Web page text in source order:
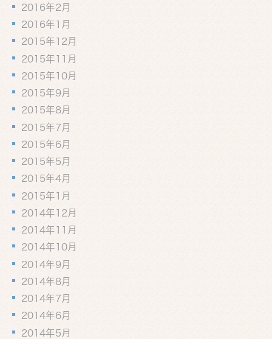
2016年2月
2016年1月
2015年12月
2015年11月
2015年10月
2015年9月
2015年8月
2015年7月
2015年6月
2015年5月
2015年4月
2015年1月
2014年12月
2014年11月
2014年10月
2014年9月
2014年8月
2014年7月
2014年6月
2014年5月